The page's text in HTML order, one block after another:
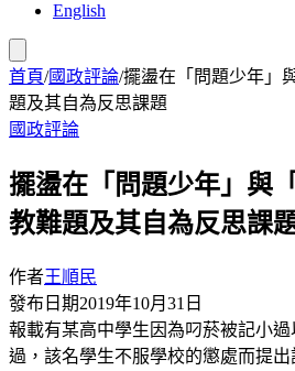
English
首頁/國政評論/擺盪在「問題少年」
題及其自為反思課題
國政評論
擺盪在「問題少年」與
教難題及其自為反思課
作者王順民
發布日期2019年10月31日
報載有某高中學生因為叼菸被記小
過，該名學生不服學校的懲處而提